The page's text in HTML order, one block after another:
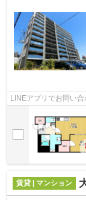
LINEアプリでお問い
賃貸 | マンション